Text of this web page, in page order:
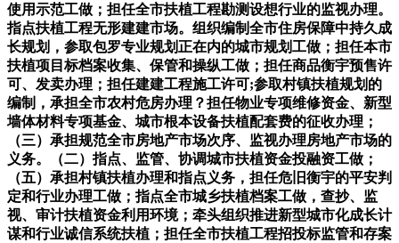
使用示范工做；担任全市扶植工程勘测设想行业的监视办理。
指点扶植工程无形建建市场。组织编制全市住房保障中持久成
长规划，参取包罗专业规划正在内的城市规划工做；担任本市
扶植项目标档案收集、保管和操纵工做；担任商品衡宇预售许
可、发卖办理；担任建建工程施工许可;参取村镇扶植规划的
编制，承担全市农村危房办理？担任物业专项维修资金、新型
墙体材料专项基金、城市根本设备扶植配套费的征收办理；
（三）承担规范全市房地产市场次序、监视办理房地产市场的
义务。（二）指点、监管、协调城市扶植资金投融资工做；
（五）承担村镇扶植办理和指点义务，担任危旧衡宇的平安判
定和行业办理工做；指点全市城乡扶植档案工做，查抄、监
视、审计扶植资金利用环境；牵头组织推进新型城市化成长计
谋和行业诚信系统扶植；担任全市扶植工程招投标监管和存案